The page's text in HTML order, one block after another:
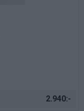
2.940:-